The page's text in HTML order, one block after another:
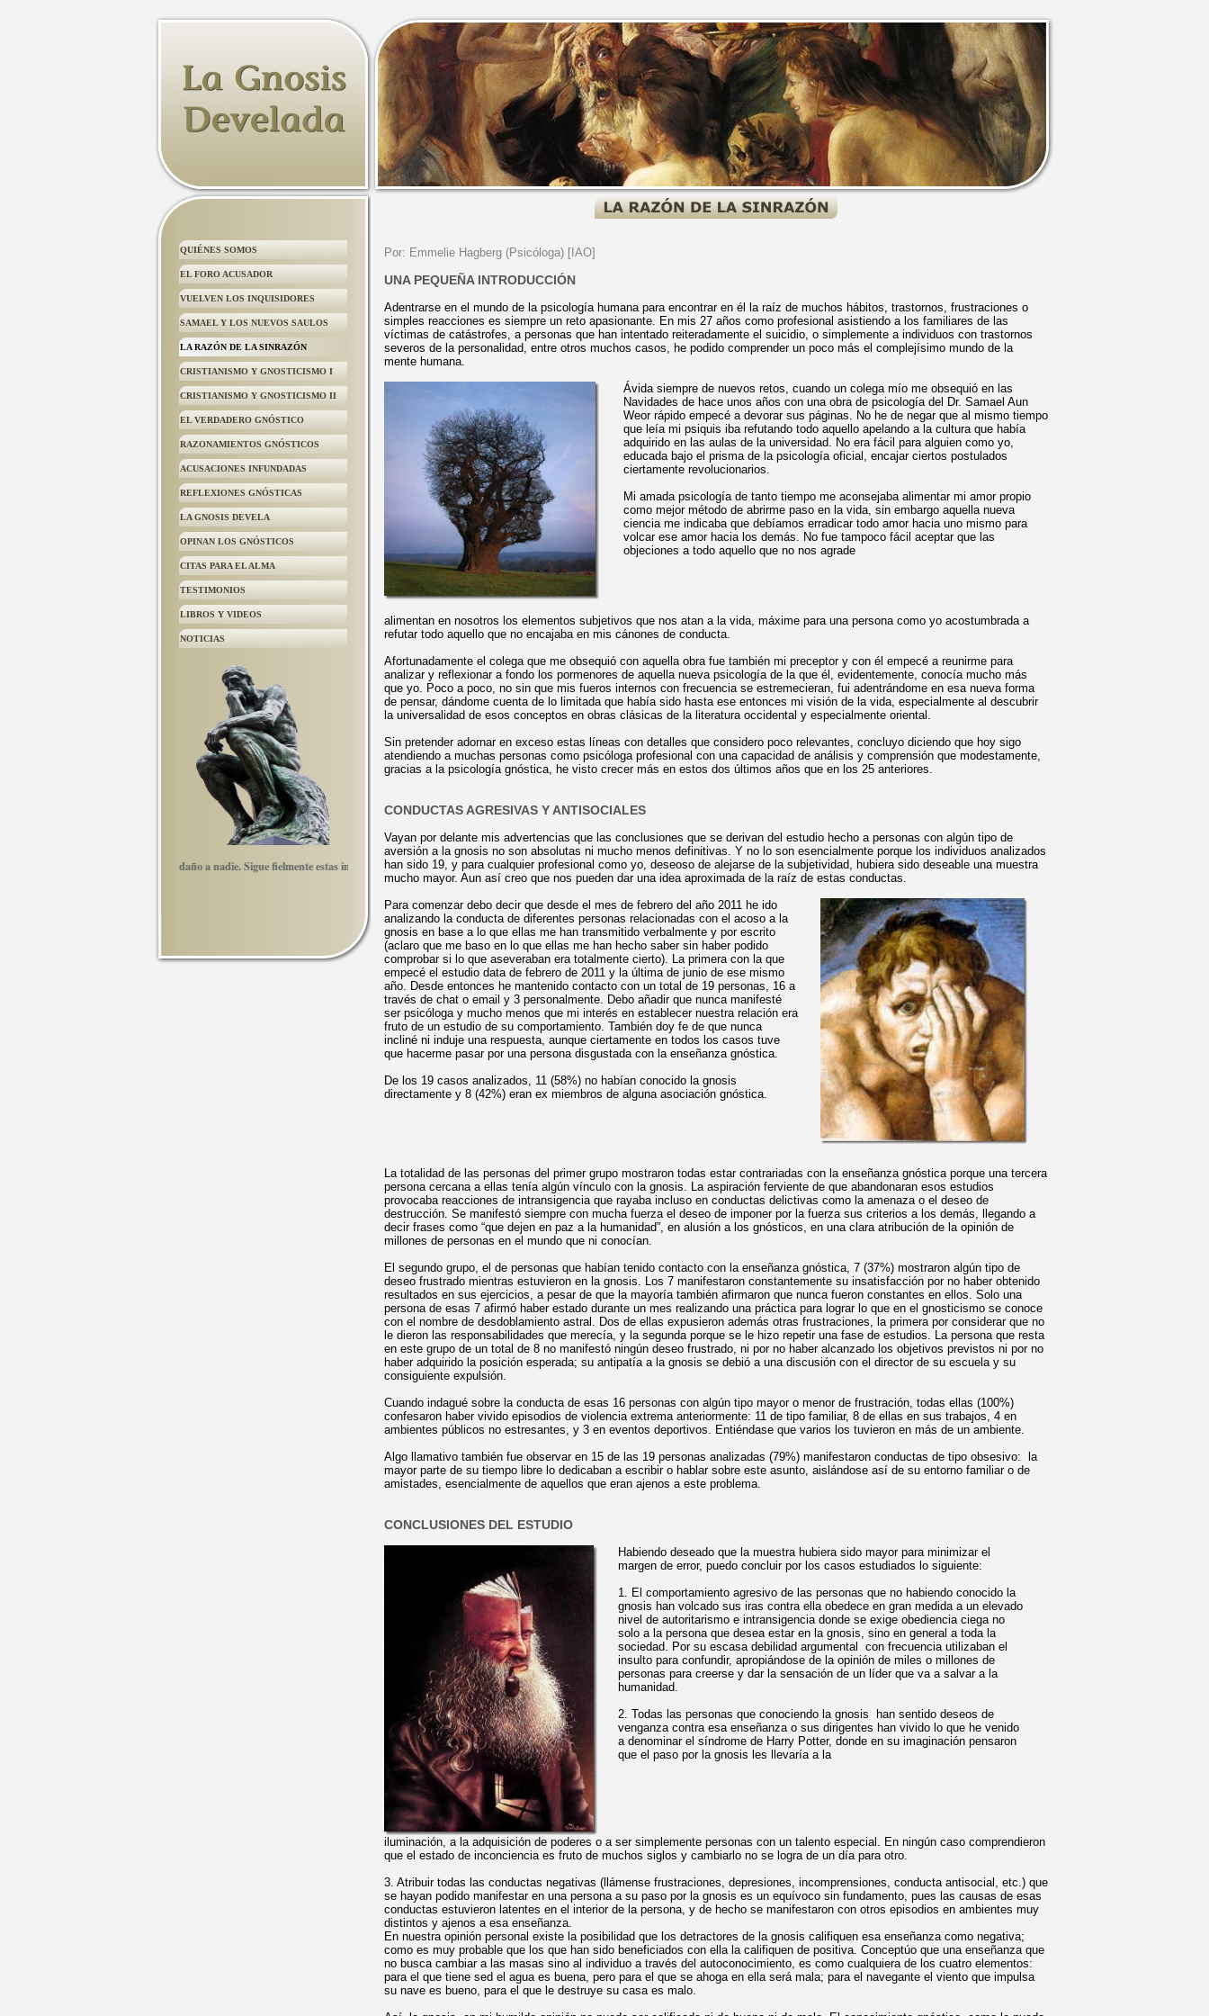
QUIÉNES SOMOS
EL FORO ACUSADOR
VUELVEN LOS INQUISIDORES
SAMAEL Y LOS NUEVOS SAULOS
LA RAZÓN DE LA SINRAZÓN
CRISTIANISMO Y GNOSTICISMO I
CRISTIANISMO Y GNOSTICISMO II
EL VERDADERO GNÓSTICO
RAZONAMIENTOS GNÓSTICOS
ACUSACIONES INFUNDADAS
REFLEXIONES GNÓSTICAS
LA GNOSIS DEVELA
OPINAN LOS GNÓSTICOS
CITAS PARA EL ALMA
TESTIMONIOS
LIBROS Y VIDEOS
NOTICIAS
tus pensamientos, no hagas daño a nadie. Sigue fielmente estas indicaciones y avanzarás en el camino de los sabios. Dhammapada.
Por: Emmelie Hagberg (Psicóloga) [IAO]
UNA PEQUEÑA INTRODUCCIÓN
Adentrarse en el mundo de la psicología humana para encontrar en él la raíz de muchos hábitos, trastornos, frustraciones o
simples reacciones es siempre un reto apasionante. En mis 27 años como profesional asistiendo a los familiares de las
víctimas de catástrofes, a personas que han intentado reiteradamente el suicidio, o simplemente a individuos con trastornos
severos de la personalidad, entre otros muchos casos, he podido comprender un poco más el complejísimo mundo de la
mente humana.
Ávida siempre de nuevos retos, cuando un colega mío me obsequió en las
Navidades de hace unos años con una obra de psicología del Dr. Samael Aun
Weor rápido empecé a devorar sus páginas. No he de negar que al mismo tiempo
que leía mi psiquis iba refutando todo aquello apelando a la cultura que había
adquirido en las aulas de la universidad. No era fácil para alguien como yo,
educada bajo el prisma de la psicología oficial, encajar ciertos postulados
ciertamente revolucionarios.
Mi amada psicología de tanto tiempo me aconsejaba alimentar mi amor propio
como mejor método de abrirme paso en la vida, sin embargo aquella nueva
ciencia me indicaba que debíamos erradicar todo amor hacia uno mismo para
volcar ese amor hacia los demás. No fue tampoco fácil aceptar que las
objeciones a todo aquello que no nos agrade
alimentan en nosotros los elementos subjetivos que nos atan a la vida, máxime para una persona como yo acostumbrada a
refutar todo aquello que no encajaba en mis cánones de conducta.
Afortunadamente el colega que me obsequió con aquella obra fue también mi preceptor y con él empecé a reunirme para
analizar y reflexionar a fondo los pormenores de aquella nueva psicología de la que él, evidentemente, conocía mucho más
que yo. Poco a poco, no sin que mis fueros internos con frecuencia se estremecieran, fui adentrándome en esa nueva forma
de pensar, dándome cuenta de lo limitada que había sido hasta ese entonces mi visión de la vida, especialmente al descubrir
la universalidad de esos conceptos en obras clásicas de la literatura occidental y especialmente oriental.
Sin pretender adornar en exceso estas líneas con detalles que considero poco relevantes, concluyo diciendo que hoy sigo
atendiendo amuchas personas como psicóloga profesional con una capacidad de análisis y comprensión que modestamente,
gracias a la psicología gnóstica, he visto crecer más en estos dos últimos años que en los 25 anteriores.
CONDUCTAS AGRESIVAS Y ANTISOCIALES
Vayan por delante mis advertencias que las conclusiones que se derivan del estudio hecho a personas con algún tipo de
aversión a la gnosis no son absolutas ni mucho menos definitivas. Y no lo son esencialmente porque los individuos analizados
han sido 19, y para cualquier profesional como yo, deseoso de alejarse de la subjetividad, hubiera sido deseable una muestra
mucho mayor. Aun así creo que nos pueden dar una idea aproximada de la raíz de estas conductas.
Para comenzar debo decir que desde el mes de febrero del año 2011 he ido
analizando la conducta de diferentes personas relacionadas con el acoso a la
gnosis en base a lo que ellas me han transmitido verbalmente y por escrito
(aclaro que me baso en lo que ellas me han hecho saber sin haber podido
comprobar si lo que aseveraban era totalmente cierto). La primera con la que
empecé el estudio data de febrero de 2011 y la última de junio de ese mismo
año. Desde entonces he mantenido contacto con un total de 19 personas, 16 a
través de chat o email y 3 personalmente. Debo añadir que nunca manifesté
ser psicóloga y mucho menos que mi interés en establecer nuestra relación era
fruto de un estudio de su comportamiento. También doy fe de que nunca
incliné ni induje una respuesta, aunque ciertamente en todos los casos tuve
que hacerme pasar por una persona disgustada con la enseñanza gnóstica.
De los 19 casos analizados, 11 (58%) no habían conocido la gnosis
directamente y 8 (42%) eran ex miembros de alguna asociación gnóstica.
La totalidad de las personas del primer grupo mostraron todas estar contrariadas con la enseñanza gnóstica porque una tercera
persona cercana a ellas tenía algún vínculo con la gnosis. La aspiración ferviente de que abandonaran esos estudios
provocaba reacciones de intransigencia que rayaba incluso en conductas delictivas como la amenaza o el deseo de
destrucción. Se manifestó siempre con mucha fuerza el deseo de imponer por la fuerza sus criterios a los demás, llegando a
decir frases como “que dejen en paz a la humanidad”, en alusión a los gnósticos, en una clara atribución de la opinión de
millones de personas en el mundo que ni conocían.
El segundo grupo, el de personas que habían tenido contacto con la enseñanza gnóstica, 7 (37%) mostraron algún tipo de
deseo frustrado mientras estuvieron en la gnosis. Los 7 manifestaron constantemente su insatisfacción por no haber obtenido
resultados en sus ejercicios, a pesar de que la mayoría también afirmaron que nunca fueron constantes en ellos. Solo una
persona de esas 7 afirmó haber estado durante un mes realizando una práctica para lograr lo que en el gnosticismo se conoce
con el nombre de desdoblamiento astral. Dos de ellas expusieron además otras frustraciones, la primera por considerar que no
le dieron las responsabilidades que merecía, y la segunda porque se le hizo repetir una fase de estudios. La persona que resta
en este grupo de un total de 8 no manifestó ningún deseo frustrado, ni por no haber alcanzado los objetivos previstos ni por no
haber adquirido la posición esperada; su antipatía a la gnosis se debió a una discusión con el director de su escuela y su
consiguiente expulsión.
Cuando indagué sobre la conducta de esas 16 personas con algún tipo mayor o menor de frustración, todas ellas (100%)
confesaron haber vivido episodios de violencia extrema anteriormente: 11 de tipo familiar, 8 de ellas en sus trabajos, 4 en
ambientes públicos no estresantes, y 3 en eventos deportivos. Entiéndase que varios los tuvieron en más de un ambiente.
Algo llamativo también fue observar en 15 de las 19 personas analizadas (79%) manifestaron conductas de tipo obsesivo: la
mayor parte de su tiempo libre lo dedicaban a escribir o hablar sobre este asunto, aislándose así de su entorno familiar o de
amistades, esencialmente de aquellos que eran ajenos a este problema.
CONCLUSIONES DEL ESTUDIO
Habiendo deseado que la muestra hubiera sido mayor para minimizar el
margen de error, puedo concluir por los casos estudiados lo siguiente:
1. El comportamiento agresivo de las personas que no habiendo conocido la
gnosis han volcado sus iras contra ella obedece en gran medida a un elevado
nivel de autoritarismo e intransigencia donde se exige obediencia ciega no
solo a la persona que desea estar en la gnosis, sino en general a toda la
sociedad. Por su escasa debilidad argumental con frecuencia utilizaban el
insulto para confundir, apropiándose de la opinión de miles o millones de
personas paracreerse y dar la sensación de un líder que va a salvar a la
humanidad.
2. Todas las personas que conociendo la gnosis han sentido deseos de
venganza contra esa enseñanza o sus dirigentes han vivido lo que he venido
a denominar el síndrome de Harry Potter, donde en su imaginación pensaron
que el paso por la gnosis les llevaría a la
iluminación, a la adquisición de poderes o a ser simplemente personas con un talento especial. En ningún caso comprendieron
que el estado de inconciencia es fruto de muchos siglos y cambiarlo no se logra de un día para otro.
3. Atribuir todas las conductas negativas (llámense frustraciones, depresiones, incomprensiones, conducta antisocial, etc.) que
se hayan podido manifestar en una persona a su paso por la gnosis es un equívoco sin fundamento, pues las causas de esas
conductas estuvieron latentes en el interior de la persona, y de hecho se manifestaron con otros episodios en ambientes muy
distintos y ajenos a esa enseñanza.
En nuestra opinión personal existe la posibilidad que los detractores de la gnosis califiquen esa enseñanza como negativa;
como es muy probable que los que han sido beneficiados con ella la califiquen de positiva. Conceptúo que una enseñanza que
no busca cambiar a las masas sino al individuo a través del autoconocimiento, es como cualquiera de los cuatro elementos:
para el que tiene sed el agua es buena, pero para el que se ahoga en ella será mala; para el navegante el viento que impulsa
su nave es bueno, para el que le destruye su casa es malo.